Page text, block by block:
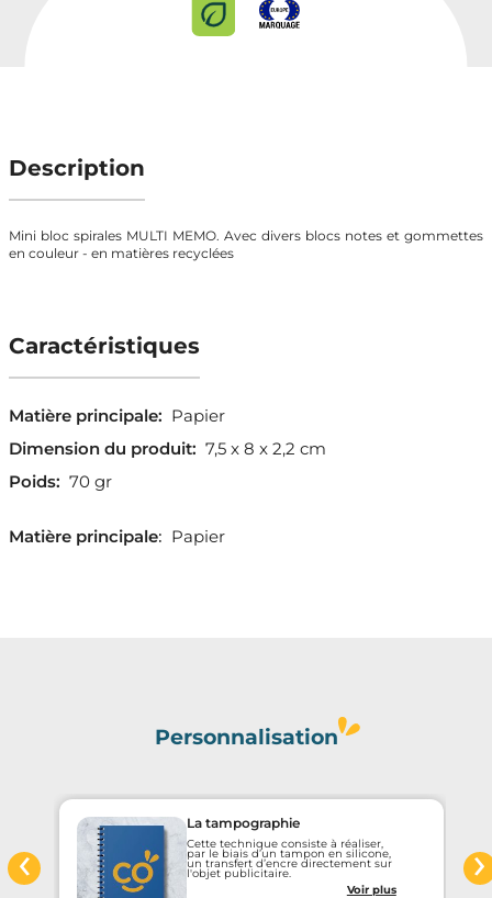
Temps Forts de l'Année
Description
Mini bloc spirales MULTI MEMO. Avec divers blocs notes et gommettes
en couleur - en matières recyclées
Caractéristiques
Matière principale: Papier
Dimension du produit: 7,5 x 8 x 2,2 cm
Poids: 70 gr
Matière principale: Papier
Personnalisation
La tampographie
Cette technique consiste à réaliser,
par le biais d’un tampon en silicone,
un transfert d’encre directement sur
l'objet publicitaire.
Voir plus
‹ ›